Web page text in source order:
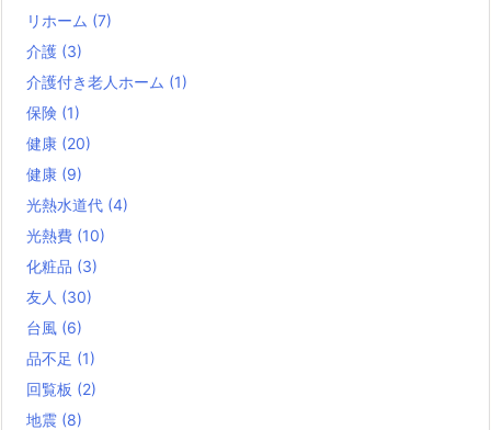
リホーム (7)
介護 (3)
介護付き老人ホーム (1)
保険 (1)
健康 (20)
健康 (9)
光熱水道代 (4)
光熱費 (10)
化粧品 (3)
友人 (30)
台風 (6)
品不足 (1)
回覧板 (2)
地震 (8)